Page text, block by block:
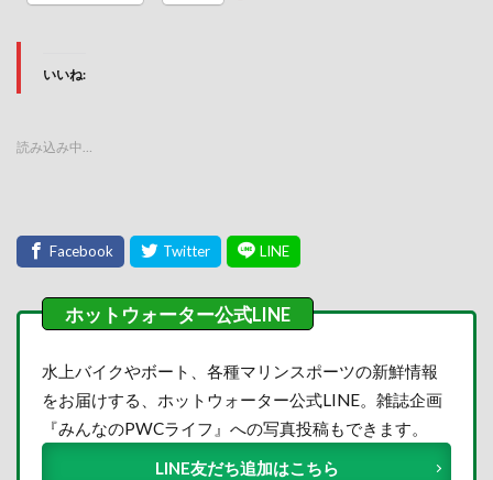
いいね:
読み込み中…
水上バイクやボート、各種マリンスポーツの新鮮情報
をお届けする、ホットウォーター公式LINE。雑誌企画
『みんなのPWCライフ』への写真投稿もできます。
LINE友だち追加はこちら